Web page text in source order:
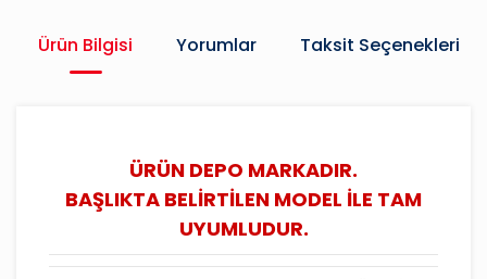
Ürün Bilgisi Yorumlar Taksit Seçenekleri
ÜRÜN DEPO MARKADIR.
BAŞLIKTA BELİRTİLEN MODEL İLE TAM
UYUMLUDUR.